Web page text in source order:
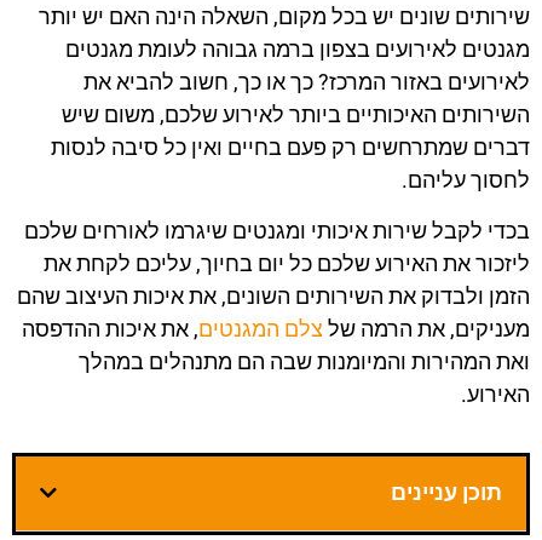
שירותים שונים יש בכל מקום, השאלה הינה האם יש יותר
מגנטים לאירועים בצפון ברמה גבוהה לעומת מגנטים
לאירועים באזור המרכז? כך או כך, חשוב להביא את
השירותים האיכותיים ביותר לאירוע שלכם, משום שיש
דברים שמתרחשים רק פעם בחיים ואין כל סיבה לנסות
לחסוך עליהם.
בכדי לקבל שירות איכותי ומגנטים שיגרמו לאורחים שלכם
ליזכור את האירוע שלכם כל יום בחיוך, עליכם לקחת את
הזמן ולבדוק את השירותים השונים, את איכות העיצוב שהם
מעניקים, את הרמה שלצלם המגנטים, את איכות ההדפסה
ואת המהירות והמיומנות שבה הם מתנהלים במהלך
האירוע.
תוכן עניינים